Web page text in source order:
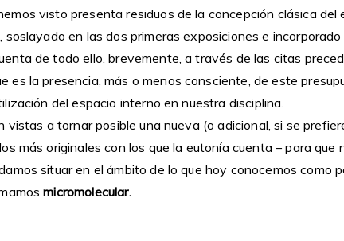
visto presenta residuos de la concepción clásica del
en las dos primeras exposiciones e incorporado
de todo ello, brevemente, a través de las citas
es la presencia, más o menos consciente, de este
del espacio interno en nuestra disciplina.
vistas a tornar posible una nueva (o adicional, si se
más originales con los que la eutonía cuenta – para que
situar en el ámbito de lo que hoy conocemos como
micromolecular.